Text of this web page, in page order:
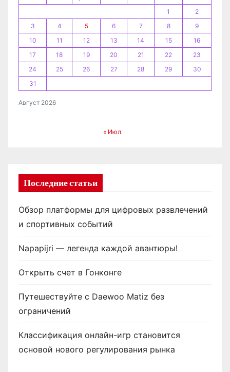
с
м
Август 2026
1
2
3
4 5 6 7 8
9
10
11 12 13 14 15
16
17
18 19 20 21 22
23
24
25 26 27 28 29
30
31
« Июл
Последние статьи
Обзор платформы для цифровых развлечений
и спортивных событий
Napapijri — легенда каждой авантюры!
Открыть счет в Гонконге
Путешествуйте с Daewoo Matiz без
ограничений
Классификация онлайн-игр становится
основой нового регулирования рынка